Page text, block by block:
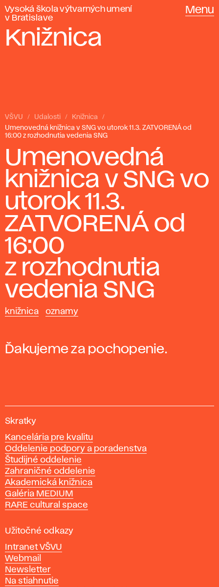
Vysoká škola výtvarných umení
v Bratislave
Menu
Knižnica
VŠVU Udalosti
Knižnica
Umenovedná knižnica v SNG vo utorok 11.3. ZATVORENÁ od
16:00 z rozhodnutia vedenia SNG
Umenovedná
knižnica v SNG vo
utorok 11.3.
ZATVORENÁ od
16:00
z rozhodnutia
vedenia SNG
knižnica oznamy
Ďakujeme za pochopenie.
V
s
o
k
á
š
k
o
a
ý
t
v
Skratky
Kancelária pre kvalitu
Oddelenie podpory a poradenstva
Študijné oddelenie
Zahraničné oddelenie
Akademická knižnica
Galéria MEDIUM
RARE cultural space
Užitočné odkazy
Intranet VŠVU
Webmail
Newsletter
Na stiahnutie